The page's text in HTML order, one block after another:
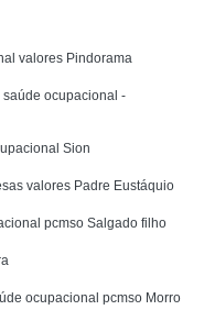
valores Pindorama
ocupacional -
Sion
valores Padre Eustáquio
pcmso Salgado filho
ocupacional pcmso Morro